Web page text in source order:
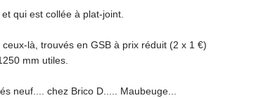
qui est collée à plat-joint.
là, trouvés en GSB à prix réduit (2 x 1 €)
mm utiles.
neuf.... chez Brico D..... Maubeuge...